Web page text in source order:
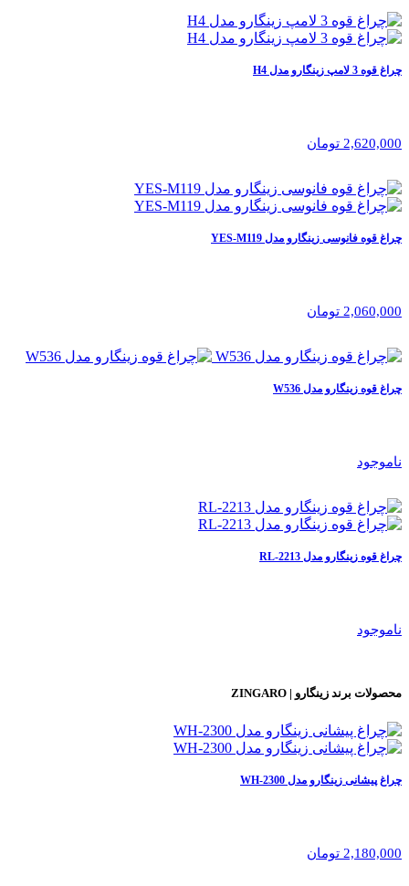
چراغ قوه 3 لامپ زینگارو مدل H4
2,620,000 تومان
چراغ قوه فانوسی زینگارو مدل YES-M119
2,060,000 تومان
چراغ قوه زینگارو مدل W536
ناموجود
چراغ قوه زینگارو مدل RL-2213
ناموجود
محصولات برند زینگارو | ZINGARO
چراغ پیشانی زینگارو مدل WH-2300
2,180,000 تومان